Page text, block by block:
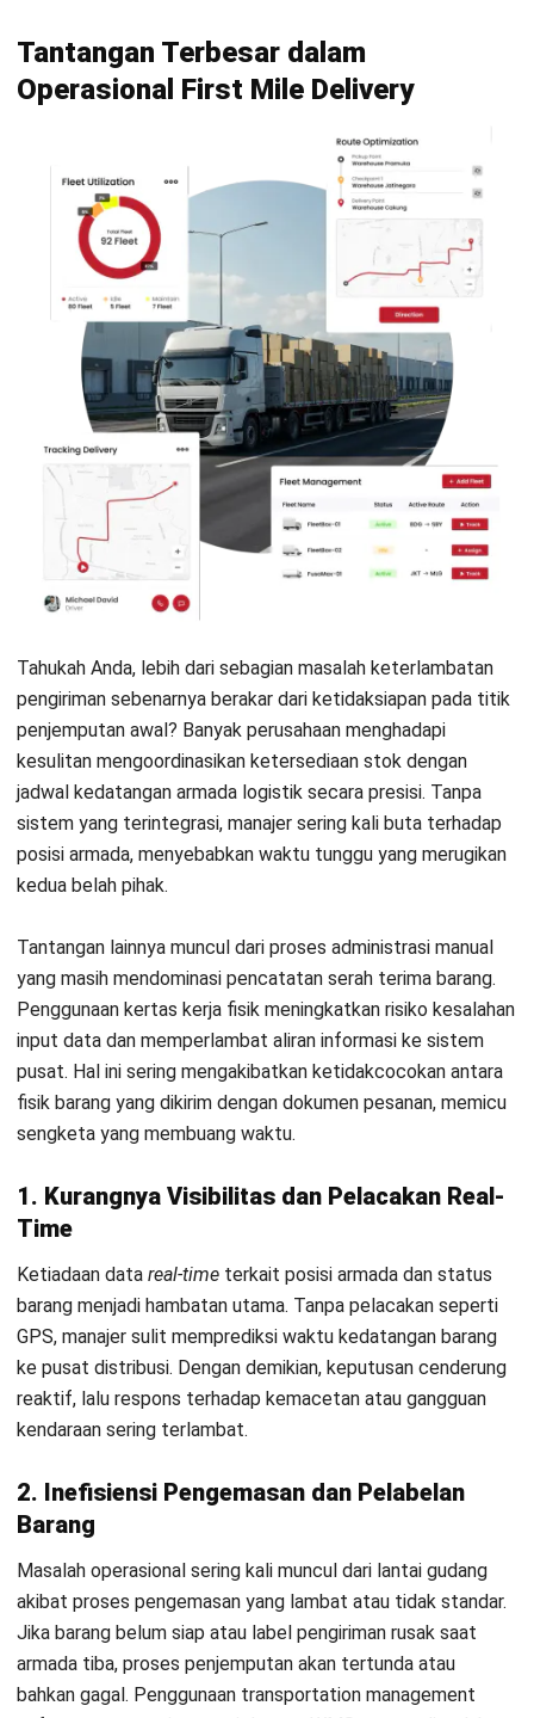
Tahukah Anda, lebih dari sebagian masalah keterlambatan
pengiriman sebenarnya berakar dari ketidaksiapan pada titik
penjemputan awal? Banyak perusahaan menghadapi
kesulitan mengoordinasikan ketersediaan stok dengan
jadwal kedatangan armada logistik secara presisi. Tanpa
sistem yang terintegrasi, manajer sering kali buta terhadap
posisi armada, menyebabkan waktu tunggu yang merugikan
kedua belah pihak.
Tantangan lainnya muncul dari proses administrasi manual
yang masih mendominasi pencatatan serah terima barang.
Penggunaan kertas kerja fisik meningkatkan risiko kesalahan
input data dan memperlambat aliran informasi ke sistem
pusat. Hal ini sering mengakibatkan ketidakcocokan antara
fisik barang yang dikirim dengan dokumen pesanan, memicu
sengketa yang membuang waktu.
1. Kurangnya Visibilitas dan Pelacakan Real-
Time
Ketiadaan datareal-timeterkait posisi armada dan status
barang menjadi hambatan utama. Tanpa pelacakan seperti
GPS, manajer sulit memprediksi waktu kedatangan barang
ke pusat distribusi. Dengan demikian, keputusan cenderung
reaktif, lalu respons terhadap kemacetan atau gangguan
kendaraan sering terlambat.
Barang
Masalah operasional sering kali muncul dari lantai gudang
akibat proses pengemasan yang lambat atau tidak standar.
Jika barang belum siap atau label pengiriman rusak saat
armada tiba, proses penjemputan akan tertunda atau
bahkan gagal. Penggunaan transportation management
untuk menyelaraskan jadwalpickingdengan kedatangan
truk.
3. Fluktuasi Volume Permintaan yang Tidak
Terprediksi
Lonjakan permintaan mendadak pada musim tertentu sering
melumpuhkan operasional jika kapasitas armada tidak
terencana dengan baik. Perusahaan tanpa
jumlah kendaraan yang tepat. Akibatnya, barang menumpuk
pada gudang asal atau biaya sewa armada membengkak
Strategi Efektif Mengoptimalkan First
Mile Delivery
Mengubah fase awal logistik dari pusat biaya menjadi